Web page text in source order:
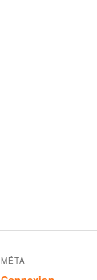
MÉTA